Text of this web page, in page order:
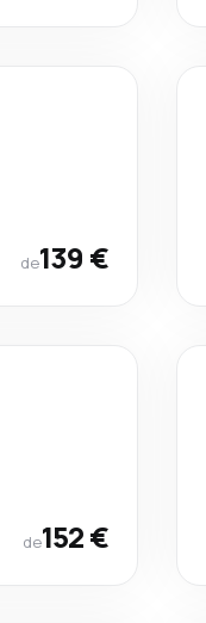
de139 €
de152 €